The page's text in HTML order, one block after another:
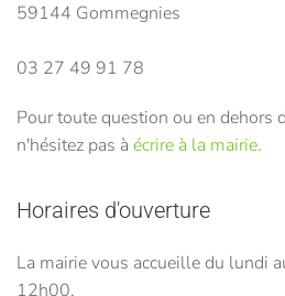
59144 Gommegnies
03 27 49 91 78
Pour toute question ou en dehors
n'hésitez pas à écrire à la mairie.
Horaires d'ouverture
La mairie vous accueille du lundi
12h00.